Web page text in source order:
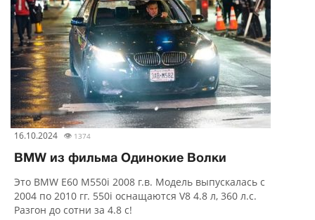
16.10.2024 👁 1374
BMW из фильма Одинокие Волки
Это BMW E60 M550i 2008 г.в. Модель выпускалась с
2004 по 2010 гг. 550i оснащаются V8 4.8 л, 360 л.с.
Разгон до сотни за 4.8 с!